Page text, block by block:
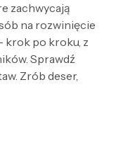
zachwycają
na rozwinięcie
krok po kroku, z
Sprawdź
Zrób deser,